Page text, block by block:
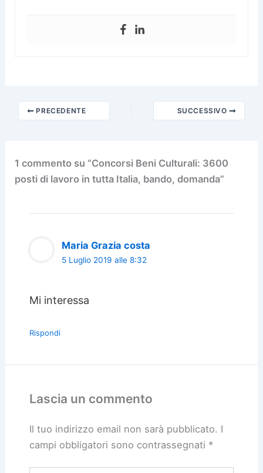
PRECEDENTE SUCCESSIVO
1 commento su “Concorsi Beni Culturali: 3600
posti di lavoro in tutta Italia, bando, domanda”
Maria Grazia costa
5 Luglio 2019 alle 8:32
Mi interessa
Rispondi
Lascia un commento
Il tuo indirizzo email non sarà pubblicato. I
campi obbligatori sono contrassegnati *